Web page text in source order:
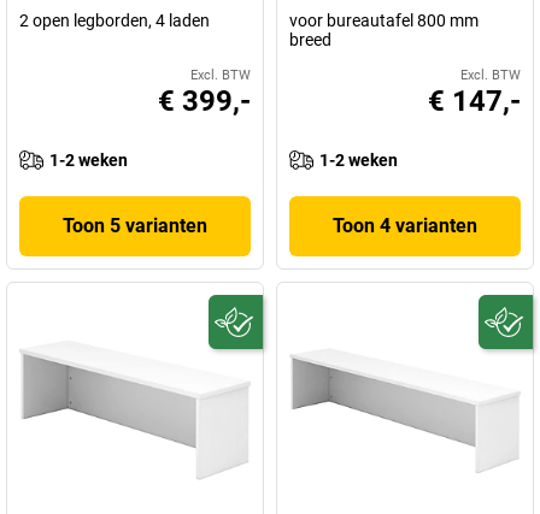
2 open legborden, 4 laden
Excl. BTW
€ 399,-
1-2 weken
Toon 5 varianten
voor bureautafel 800 mm
breed
Excl. BTW
€ 147,-
1-2 weken
Toon 4 varianten